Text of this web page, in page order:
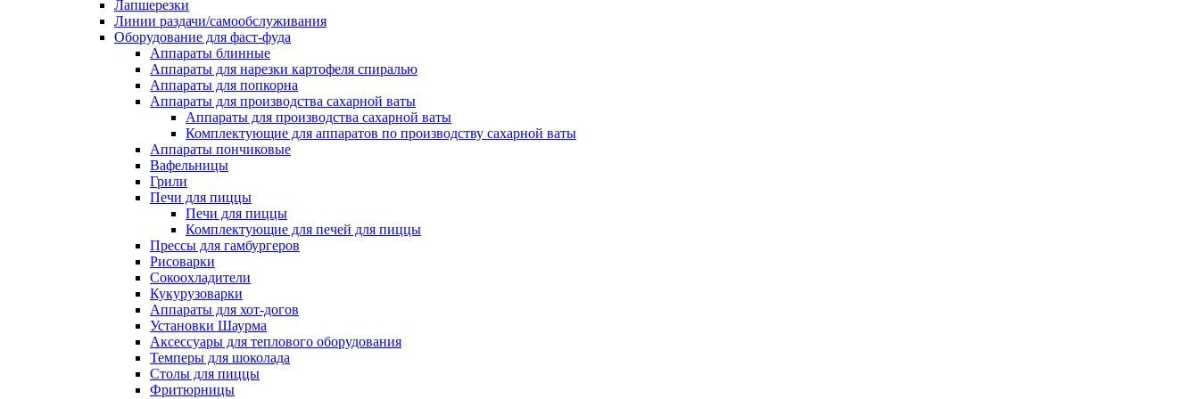
Лапшерезки
Линии раздачи/самообслуживания
Оборудование для фаст-фуда
Аппараты блинные
Аппараты для нарезки картофеля спиралью
Аппараты для попкорна
Аппараты для производства сахарной ваты
Аппараты для производства сахарной ваты
Комплектующие для аппаратов по производству сахарной ваты
Аппараты пончиковые
Вафельницы
Грили
Печи для пиццы
Печи для пиццы
Комплектующие для печей для пиццы
Прессы для гамбургеров
Рисоварки
Сокоохладители
Кукурузоварки
Аппараты для хот-догов
Установки Шаурма
Аксессуары для теплового оборудования
Темперы для шоколада
Столы для пиццы
Фритюрницы